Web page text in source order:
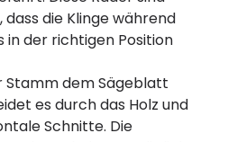
die Klinge während
in der richtigen Position
Stamm dem Sägeblatt
es durch das Holz und
Schnitte. Die